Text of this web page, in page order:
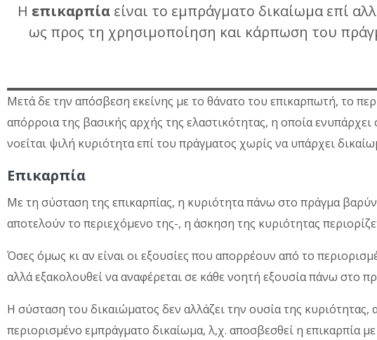
Η επικαρπία είναι το εμπράγματο δικαίωμα επί
ως προς τη χρησιμοποίηση και κάρπωση του
Μετά δε την απόσβεση εκείνης με το θάνατο του επικαρπωτή, το
απόρροια της βασικής αρχής της ελαστικότητας, η οποία
νοείται ψιλή κυριότητα επί του πράγματος χωρίς να υπάρχει
Επικαρπία
Με τη σύσταση της επικαρπίας, η κυριότητα πάνω στο πράγμα
αποτελούν το περιεχόμενο της-, η άσκηση της κυριότητας
Όσες όμως κι αν είναι οι εξουσίες που απορρέουν από το
αλλά εξακολουθεί να αναφέρεται σε κάθε νοητή εξουσία πάνω στο
Η σύσταση του δικαιώματος δεν αλλάζει την ουσία της κυριότητας,
περιορισμένο εμπράγματο δικαίωμα, λ,χ. αποσβεσθεί η επικαρπία